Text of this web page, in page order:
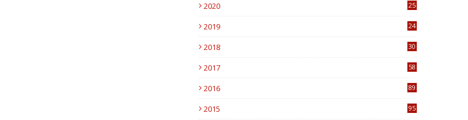
2020
25
2019
24
2018
30
2017
58
2016
89
2015
95